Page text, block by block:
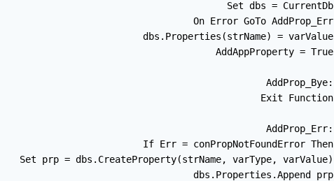
    Set dbs = CurrentDb
    On Error GoTo AddProp_Err
    dbs.Properties(strName) = varValue
    AddAppProperty = True
AddProp_Bye:
    Exit Function
AddProp_Err:
    If Err = conPropNotFoundError Then
Set prp = dbs.CreateProperty(strName, varType, varValue)
        dbs.Properties.Append prp